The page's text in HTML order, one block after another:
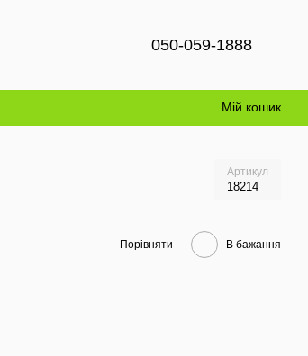
050-059-1888
Мій кошик
Артикул
18214
Порівняти В бажання